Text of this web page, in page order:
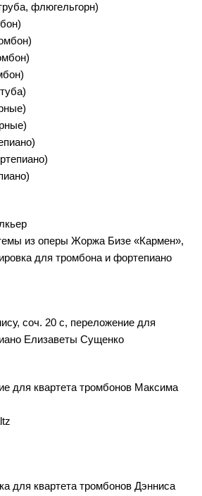
флюгельгорн)
из оперы Жоржа Бизе «Кармен»,
для тромбона и фортепиано
соч. 20 c, переложение для
Елизаветы Сущенко
для квартета тромбонов Максима
для квартета тромбонов Дэнниса